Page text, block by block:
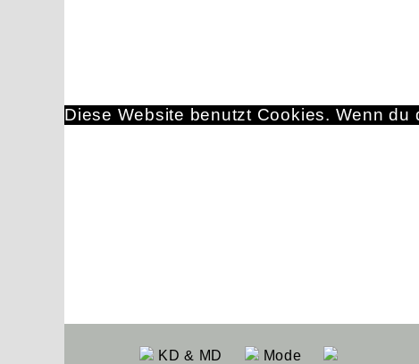
KD & MD Mode
Diese Website benutzt Cookies. Wenn